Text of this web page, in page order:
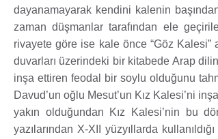
dayanamayarak kendini kalenin
zaman düşmanlar tarafından ele
rivayete göre ise kale önce “Göz Kalesi”
duvarları üzerindeki bir kitabede Arap
inşa ettiren feodal bir soylu olduğunu
Davud’un oğlu Mesut’un Kız Kalesi’ni
yakın olduğundan Kız Kalesi’nin bu
yazılarından X-XII yüzyıllarda